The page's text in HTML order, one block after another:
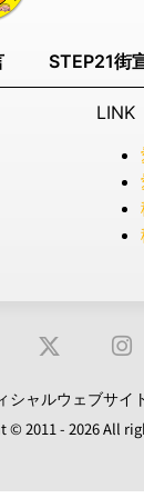
STEP21街
LINK
シャルウェブサ
© 2011 - 2026 All